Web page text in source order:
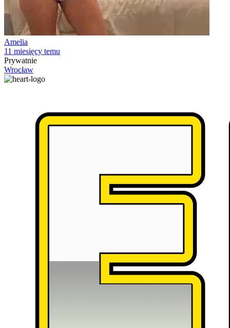
Amelia
11 miesięcy temu
Prywatnie
Wrocław